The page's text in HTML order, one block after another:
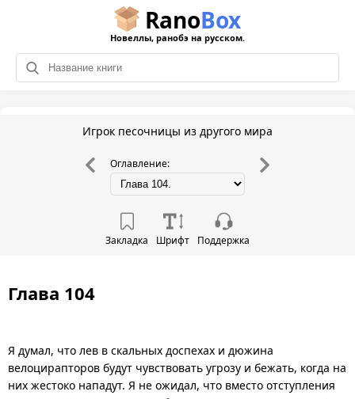
RanoBox
Новеллы, ранобэ на русском.
Игрок песочницы из другого мира
Оглавление:
Закладка Шрифт Поддержка
Глава 104
Я думал, что лев в скальных доспехах и дюжина
велоцирапторов будут чувствовать угрозу и бежать, когда на
них жестоко нападут. Я не ожидал, что вместо отступления